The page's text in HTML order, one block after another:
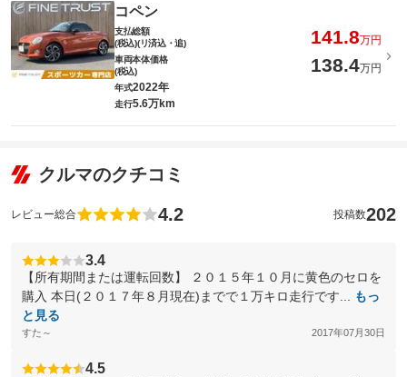
コペン
支払総額
(税込)(リ済込・追)
141.8万円
車両本体価格
(税込)
138.4万円
年式2022年
走行5.6万km
クルマのクチコミ
レビュー総合 4.2 投稿数202
3.4
【所有期間または運転回数】 ２０１５年１０月に黄色のセロを
購入 本日(２０１７年８月現在)までで１万キロ走行です...
もっ
と見る
すた～ 2017年07月30日
4.5